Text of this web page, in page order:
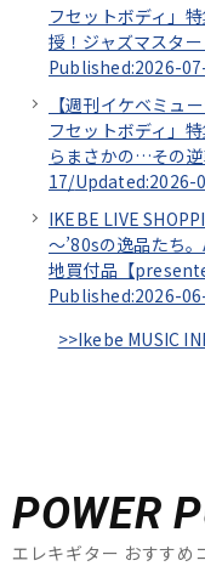
フセットボディ」
授！ジャズマスタ
Published:2026-
【週刊イケベミュ
フセットボディ」
らまさかの…その
17/Updated:2026-
IKEBE LIVE
～’80sの逸品たち
地買付品【
Published:2026-
>>Ikebe MUSIC
POWER
エレキギター おすすめ